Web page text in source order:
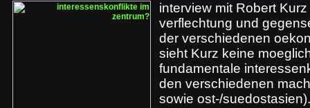
interview mit Robert
verflechtung und
der verschiedenen
sieht Kurz keine
fundamentale
den verschiedenen
sowie ost-/suedostasien).